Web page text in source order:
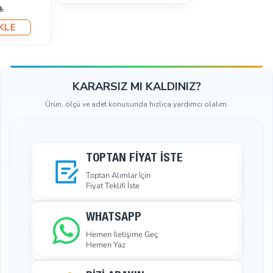
kişisel rahatlığınızı maksimize edebilirsiniz.
Şık Görünüm:Modern tasarımı ve metal-naylon
kombinasyonu, hem işlevsel hem de estetik bir çözüm
kaplama, kancaların cildinizde tahriş veya rahatsızlık
oluşturmadan rahatça kullanılmasını garanti eder. Ayrıca,
yüksek kaliteli metal malzemelerle güçlendirilmiş bu
Askı Ayar Tokası:
Askı ayar tokası, sütyen ve diğer
kıyafetlerin askılarının uzunluğunu hızlı ve kolay bir şekilde
ayarlamanızı sağlar. Ergonomik tasarımı sayesinde,
KARARSIZ MI KALDINIZ?
Ürün, ölçü ve adet konusunda hızlıca yardımcı olalım.
TOPTAN FIYAT İSTE
Toptan Alımlar İçin
Fiyat Teklifi İste
WHATSAPP
Hemen İletişime Geç
Hemen Yaz